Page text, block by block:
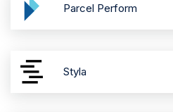
Parcel Perform
Styla